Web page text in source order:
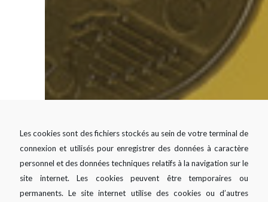
Les cookies sont des fichiers stockés au sein de votre terminal de
connexion et utilisés pour enregistrer des données à caractère
personnel et des données techniques relatifs à la navigation sur le
site internet. Les cookies peuvent être temporaires ou
permanents. Le site internet utilise des cookies ou d’autres